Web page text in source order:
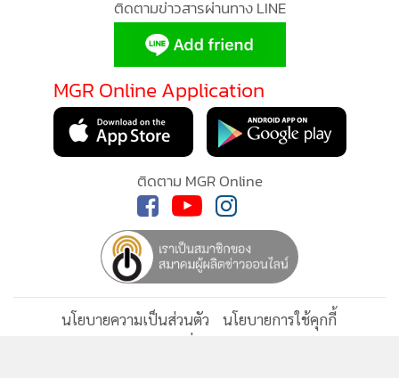
MGR Online Application
นโยบายความเป็นส่วนตัว
นโยบายการใช้คุกกี้
ข้อกำหนดและเงื่อนไขการใช้บริการ